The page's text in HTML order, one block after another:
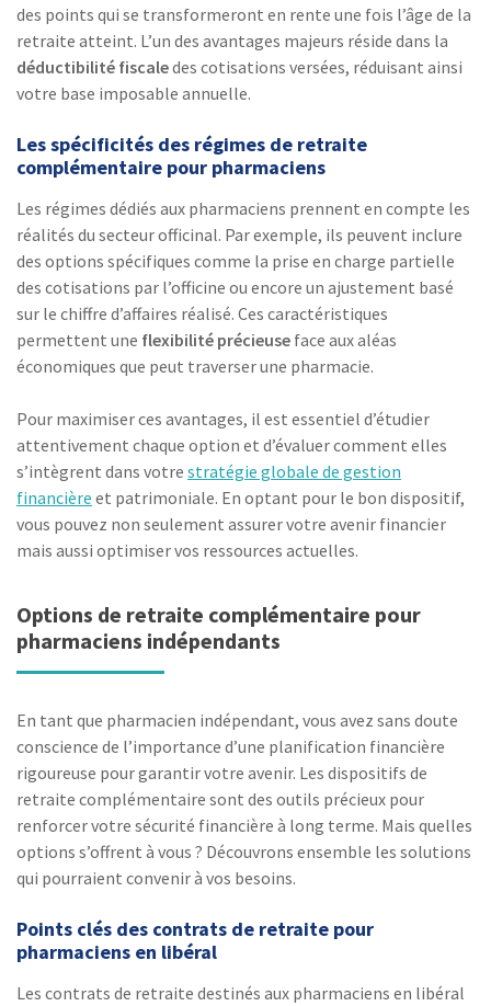
des points qui se transformeront en rente une fois l’âge de la
retraite atteint. L’un des avantages majeurs réside dans la
déductibilité fiscaledes cotisations versées, réduisant ainsi
votre base imposable annuelle.
Les spécificités des régimes de retraite
complémentaire pour pharmaciens
Les régimes dédiés aux pharmaciens prennent en compte les
réalités du secteur officinal. Par exemple, ils peuvent inclure
des options spécifiques comme la prise en charge partielle
des cotisations par l’officine ou encore un ajustement basé
sur le chiffre d’affaires réalisé. Ces caractéristiques
permettent une flexibilité précieuse face aux aléas
économiques que peut traverser une pharmacie.
Pour maximiser ces avantages, il est essentiel d’étudier
attentivement chaque option et d’évaluer comment elles
s’intègrent dans votre stratégie globale de gestion
financière et patrimoniale. En optant pour le bon dispositif,
vous pouvez non seulement assurer votre avenir financier
mais aussi optimiser vos ressources actuelles.
Options de retraite complémentaire pour
pharmaciens indépendants
En tant que pharmacien indépendant, vous avez sans doute
conscience de l’importance d’une planification financière
rigoureuse pour garantir votre avenir. Les dispositifs de
retraite complémentaire sont des outils précieux pour
renforcer votre sécurité financière à long terme. Mais quelles
options s’offrent à vous ? Découvrons ensemble les solutions
qui pourraient convenir à vos besoins.
Points clés des contrats de retraite pour
pharmaciens en libéral
Les contrats de retraite destinés aux pharmaciens en libéral